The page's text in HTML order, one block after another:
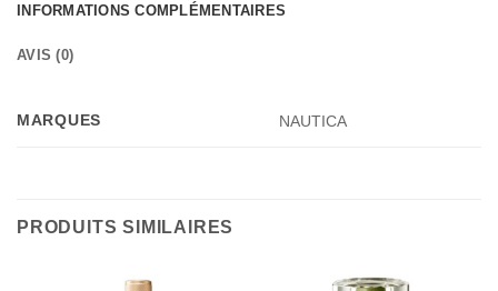
INFORMATIONS COMPLÉMENTAIRES
AVIS (0)
MARQUES NAUTICA
PRODUITS SIMILAIRES